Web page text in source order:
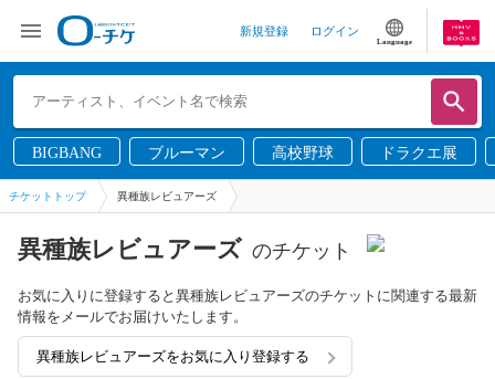
新規登録 ログイン
Language
BIGBANG ブルーマン 高校野球 ドラクエ展
チケットトップ 異種族レビュアーズ
異種族レビュアーズ のチケット
お気に入りに登録すると異種族レビュアーズのチケットに関連する最新
情報をメールでお届けいたします。
異種族レビュアーズをお気に入り登録する